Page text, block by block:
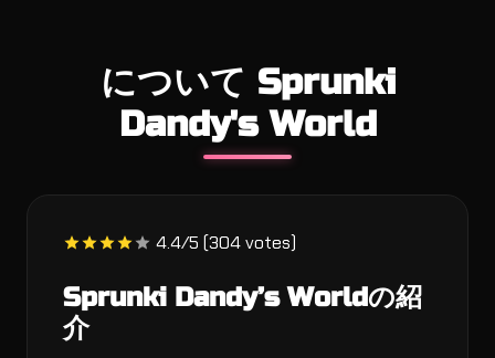
について Sprunki
Dandy's World
4.4/5 (304 votes)
Sprunki Dandy’s Worldの紹
介